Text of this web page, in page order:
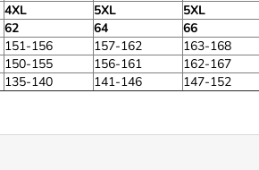
4XL 5XL 5XL
62 64 66
151-156 157-162 163-168
150-155 156-161 162-167
135-140 141-146 147-152